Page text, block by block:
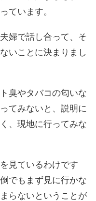
ています。
婦で話し合って、そ
いことに決まりまし
臭やタバコの匂いな
てみないと、説明に
、現地に行ってみな
見ているわけです
でもまず見に行かな
らないということが